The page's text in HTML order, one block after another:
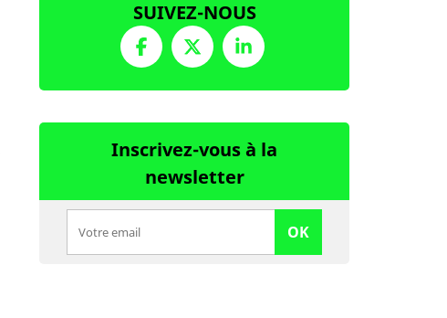
SUIVEZ-NOUS
Inscrivez-vous à la
newsletter
OK